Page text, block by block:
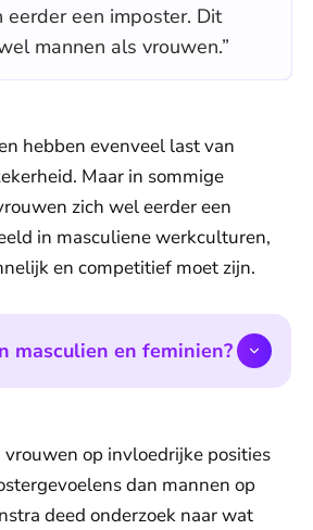
eerder een imposter. Dit
mannen als vrouwen.”
hebben evenveel last van
Maar in sommige
zich wel eerder een
in masculiene werkculturen,
en competitief moet zijn.
masculien en feminien?
op invloedrijke posities
dan mannen op
deed onderzoek naar wat